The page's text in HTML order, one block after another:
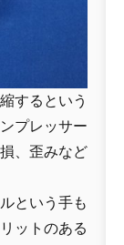
するという
プレッサー
、歪みなど
という手も
ットのある